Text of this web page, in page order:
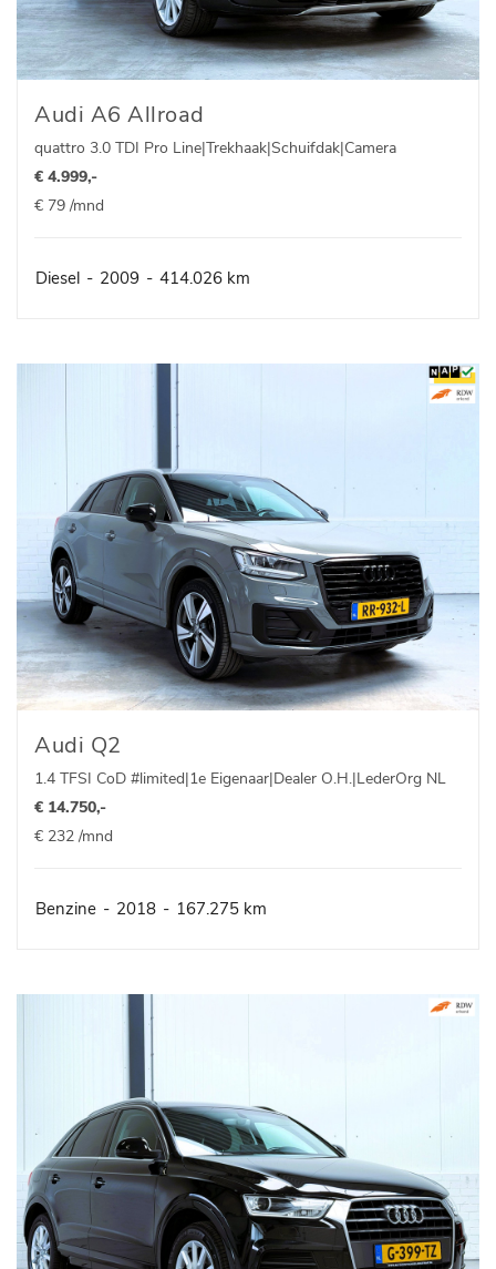
Audi A6 Allroad
quattro 3.0 TDI Pro Line|Trekhaak|Schuifdak|Camera
€ 4.999,-
€ 79 /mnd
Diesel - 2009 - 414.026 km
Audi Q2
1.4 TFSI CoD #limited|1e Eigenaar|Dealer O.H.|LederOrg NL
€ 14.750,-
€ 232 /mnd
Benzine - 2018 - 167.275 km